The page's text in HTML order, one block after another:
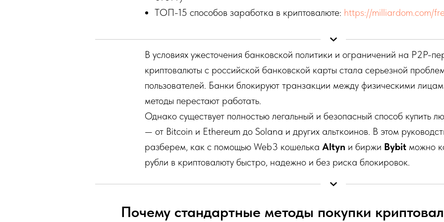
ТОП-15 способов заработка в криптовалюте: https://milliardom.com/
В условиях ужесточения банковской политики и ограничений на P2P-
криптовалюты с российской банковской карты стала серьезной
пользователей. Банки блокируют транзакции между физическими
методы перестают работать.
Однако существует полностью легальный и безопасный способ купить
— от Bitcoin и Ethereum до Solana и других альткоинов. В этом
разберем, как с помощью Web3 кошелька Altyn и биржи Bybit можно
рубли в криптовалюту быстро, надежно и без риска блокировок.
Почему стандартные методы покупки